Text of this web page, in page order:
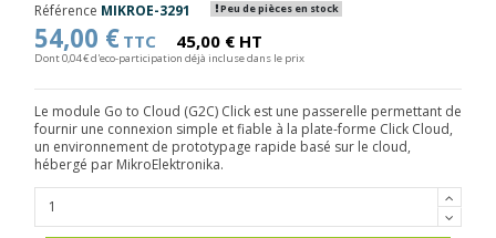
Référence MIKROE-3291 Peu de pièces en stock
54,00 € TTC 45,00 € HT
Dont 0,04 € d'eco-participation déjà incluse dans le prix
Le module Go to Cloud (G2C) Click est une passerelle permettant de
fournir une connexion simple et fiable à la plate-forme Click Cloud,
un environnement de prototypage rapide basé sur le cloud,
hébergé par MikroElektronika.